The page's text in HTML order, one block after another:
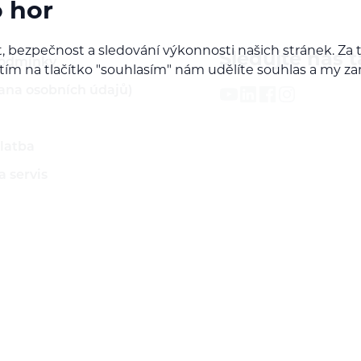
Sledujte nás
hor
bezpečnost a sledování výkonnosti našich stránek.
na tlačítko "souhlasím" nám udělíte souhlas a my